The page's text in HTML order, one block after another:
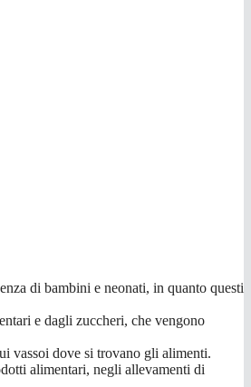
di bambini e neonati, in quanto questi
e dagli zuccheri, che vengono
vassoi dove si trovano gli alimenti.
alimentari, negli allevamenti di